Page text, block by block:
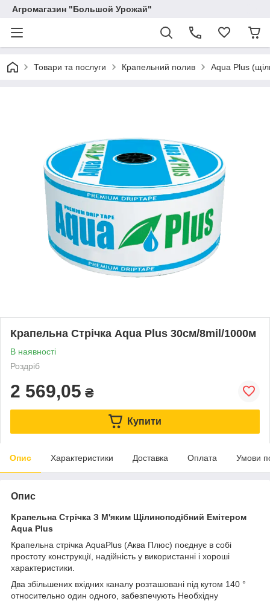
Агромагазин "Большой Урожай"
Товари та послуги Крапельний полив Aqua Plus
Крапельна Стрічка Aqua Plus 30см/8mil/1000м
В наявності
Роздріб
2 569,05 ₴
Купити
Опис Характеристики Доставка Оплата Умови
Опис
Крапельна Стрічка З М'яким Щілиноподібний Емітером
Aqua Plus
Крапельна стрічка AquaPlus (Аква Плюс) поєднує в собі
простоту конструкції, надійність у використанні і хороші
характеристики.
Два збільшених вхідних каналу розташовані під кутом 140 °
относительно один одного, забезпечують Необхідну